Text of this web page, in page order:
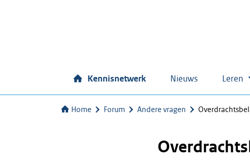
Kennisnetwerk Nieuws Leren
Home Forum Andere vragen